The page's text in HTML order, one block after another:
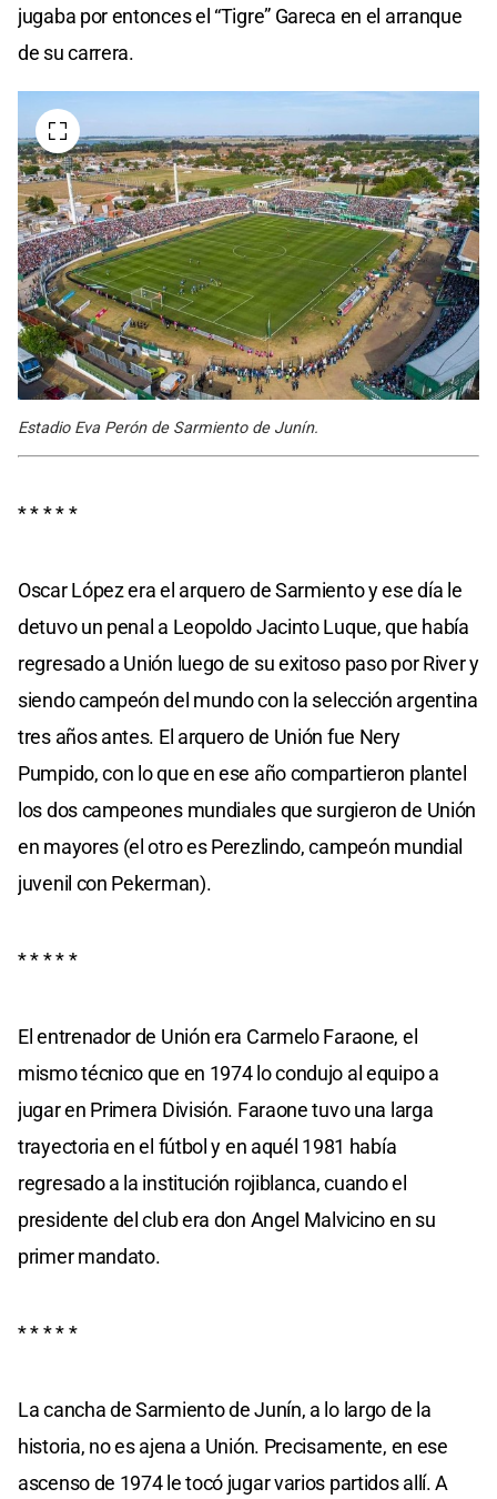
jugaba por entonces el “Tigre” Gareca en el arranque
de su carrera.
Estadio Eva Perón de Sarmiento de Junín.
* * * * *
Oscar López era el arquero de Sarmiento y ese día le
detuvo un penal a Leopoldo Jacinto Luque, que había
regresado a Unión luego de su exitoso paso por River y
siendo campeón del mundo con la selección argentina
tres años antes. El arquero de Unión fue Nery
Pumpido, con lo que en ese año compartieron plantel
los dos campeones mundiales que surgieron de Unión
en mayores (el otro es Perezlindo, campeón mundial
juvenil con Pekerman).
* * * * *
El entrenador de Unión era Carmelo Faraone, el
mismo técnico que en 1974 lo condujo al equipo a
jugar en Primera División. Faraone tuvo una larga
trayectoria en el fútbol y en aquél 1981 había
regresado a la institución rojiblanca, cuando el
presidente del club era don Angel Malvicino en su
primer mandato.
* * * * *
La cancha de Sarmiento de Junín, a lo largo de la
historia, no es ajena a Unión. Precisamente, en ese
ascenso de 1974 le tocó jugar varios partidos allí. A